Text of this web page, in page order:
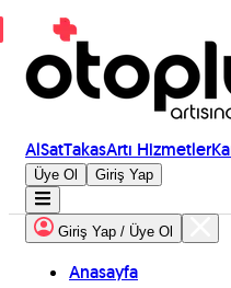
AlSatTakasArtı Hizmetler
Üye Ol Giriş Yap
Giriş Yap / Üye Ol
Anasayfa